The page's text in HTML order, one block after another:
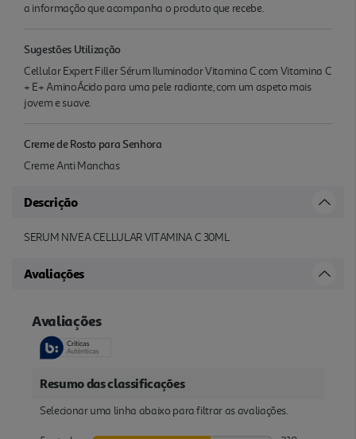
a informação que acompanha o produto que recebe.
Sugestões Utilização
Cellular Expert Filler Sérum Iluminador Vitamina C com Vitamina C
+ E+ AminoÁcido para uma pele radiante, com um aspeto mais
jovem e suave.
Creme de Rosto para Senhora
Creme Anti Manchas
Descrição
SERUM NIVEA CELLULAR VITAMINA C 30ML
Avaliações